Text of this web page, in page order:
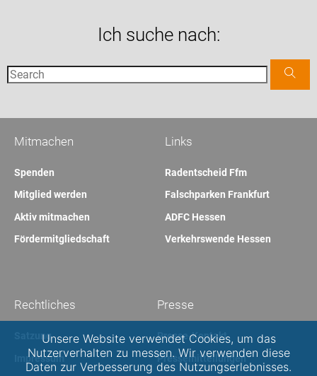
Ich suche nach:
Links
Radentscheid Ffm
Falschparken Frankfurt
ADFC Hessen
Verkehrswende Hessen
Mitmachen
Spenden
Mitglied werden
Aktiv mitmachen
Fördermitgliedschaft
Presse
Presse-Kontakt
Pressemitteilungen
Rechtliches
Satzung
Impressum
Unsere Website verwendet Cookies, um das
Nutzerverhalten zu messen. Wir verwenden diese
Daten zur Verbesserung des Nutzungserlebnisses.